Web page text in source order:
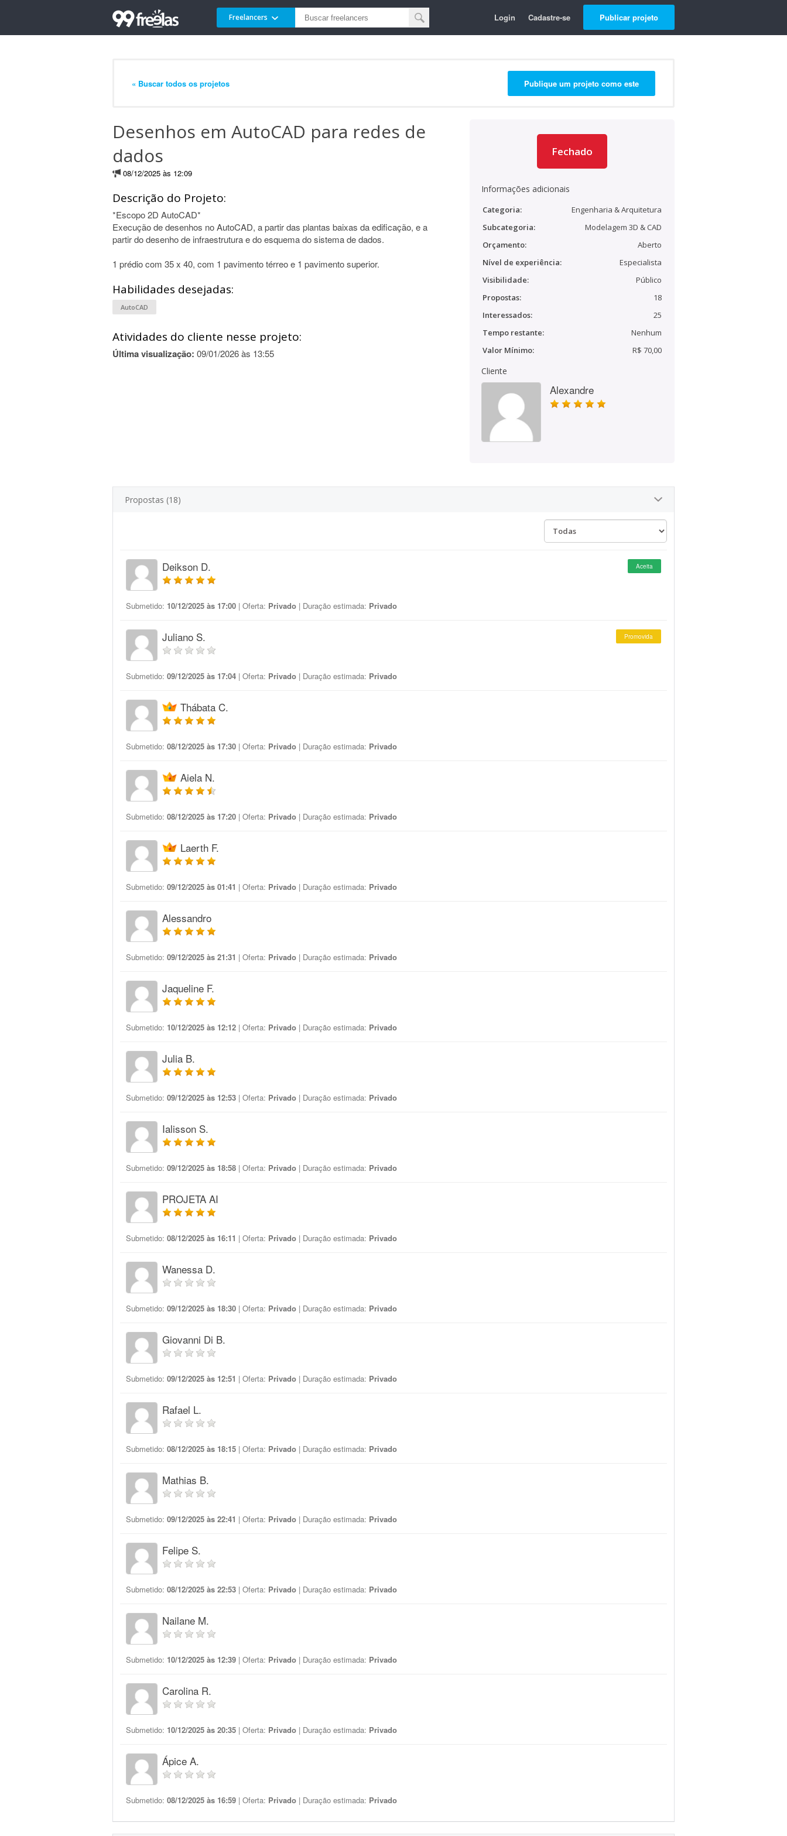
Freelancers Login Cadastre-se Publicar projeto
« Buscar todos os projetos Publique um projeto como este
Desenhos em AutoCAD para redes de
dados
08/12/2025 às 12:09
Descrição do Projeto:
*Escopo 2D AutoCAD*
Execução de desenhos no AutoCAD, a partir das plantas baixas da edificação, e a
partir do desenho de infraestrutura e do esquema do sistema de dados.
1 prédio com 35 x 40, com 1 pavimento térreo e 1 pavimento superior.
Habilidades desejadas:
AutoCAD
Atividades do cliente nesse projeto:
Última visualização: 09/01/2026 às 13:55
Fechado
Informações adicionais
Categoria:
Engenharia & Arquitetura
Subcategoria:
Modelagem 3D & CAD
Orçamento:
Aberto
Nível de experiência:
Especialista
Visibilidade:
Público
Propostas:
18
Interessados:
25
Tempo restante:
Nenhum
Valor Mínimo:
R$ 70,00
Cliente
Alexandre
Propostas (18)
Deikson D. Aceita
Submetido: 10/12/2025 às 17:00 | Oferta: Privado | Duração estimada: Privado
Juliano S. Promovida
Submetido: 09/12/2025 às 17:04 | Oferta: Privado | Duração estimada: Privado
Thábata C.
Submetido: 08/12/2025 às 17:30 | Oferta: Privado | Duração estimada: Privado
Aiela N.
Submetido: 08/12/2025 às 17:20 | Oferta: Privado | Duração estimada: Privado
Laerth F.
Submetido: 09/12/2025 às 01:41 | Oferta: Privado | Duração estimada: Privado
Alessandro
Submetido: 09/12/2025 às 21:31 | Oferta: Privado | Duração estimada: Privado
Jaqueline F.
Submetido: 10/12/2025 às 12:12 | Oferta: Privado | Duração estimada: Privado
Julia B.
Submetido: 09/12/2025 às 12:53 | Oferta: Privado | Duração estimada: Privado
Ialisson S.
Submetido: 09/12/2025 às 18:58 | Oferta: Privado | Duração estimada: Privado
PROJETA AI
Submetido: 08/12/2025 às 16:11 | Oferta: Privado | Duração estimada: Privado
Wanessa D.
Submetido: 09/12/2025 às 18:30 | Oferta: Privado | Duração estimada: Privado
Giovanni Di B.
Submetido: 09/12/2025 às 12:51 | Oferta: Privado | Duração estimada: Privado
Rafael L.
Submetido: 08/12/2025 às 18:15 | Oferta: Privado | Duração estimada: Privado
Mathias B.
Submetido: 09/12/2025 às 22:41 | Oferta: Privado | Duração estimada: Privado
Felipe S.
Submetido: 08/12/2025 às 22:53 | Oferta: Privado | Duração estimada: Privado
Nailane M.
Submetido: 10/12/2025 às 12:39 | Oferta: Privado | Duração estimada: Privado
Carolina R.
Submetido: 10/12/2025 às 20:35 | Oferta: Privado | Duração estimada: Privado
Ápice A.
Submetido: 08/12/2025 às 16:59 | Oferta: Privado | Duração estimada: Privado